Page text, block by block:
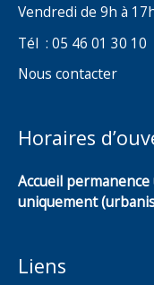
Vendredi de 9h à
Tél : 05 46 01 30 10
Nous contacter
Horaires
Accueil
uniquement
Liens